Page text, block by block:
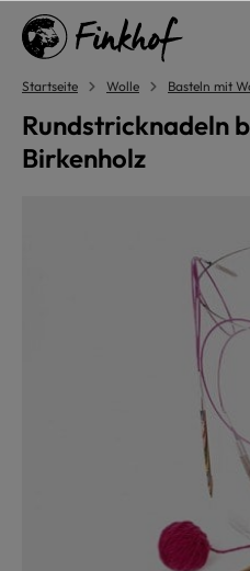
springen
Startseite Wolle Basteln mit
Rundstricknadeln
Birkenholz